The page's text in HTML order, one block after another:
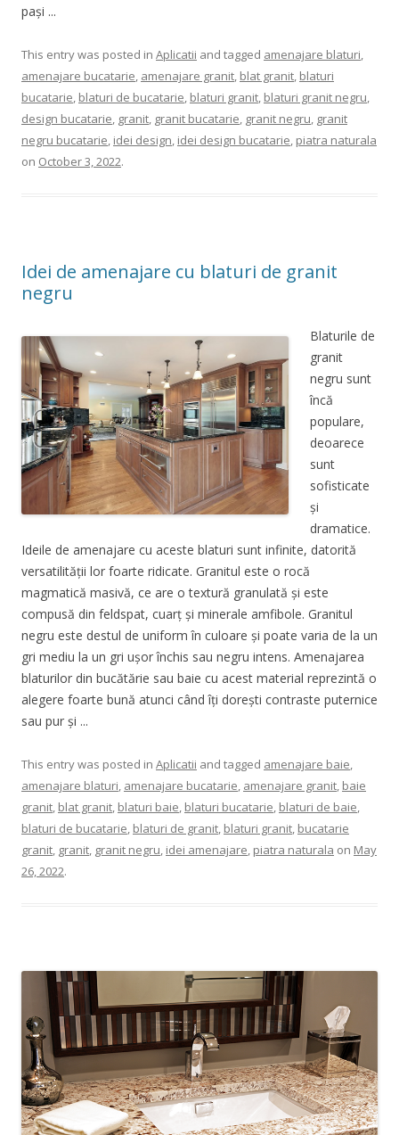
pași ...
This entry was posted in Aplicatii and tagged amenajare blaturi,
amenajare bucatarie, amenajare granit, blat granit, blaturi
bucatarie, blaturi de bucatarie, blaturi granit, blaturi granit negru,
design bucatarie, granit, granit bucatarie, granit negru, granit
negru bucatarie, idei design, idei design bucatarie, piatra naturala
on October 3, 2022.
Idei de amenajare cu blaturi de granit
negru
Blaturile de
granit
negru sunt
încă
populare,
deoarece
sunt
sofisticate
și
dramatice.
Ideile de amenajare cu aceste blaturi sunt infinite, datorită
versatilității lor foarte ridicate. Granitul este o rocă
magmatică masivă, ce are o textură granulată și este
compusă din feldspat, cuarț și minerale amfibole. Granitul
negru este destul de uniform în culoare și poate varia de la un
gri mediu la un gri ușor închis sau negru intens. Amenajarea
blaturilor din bucătărie sau baie cu acest material reprezintă o
alegere foarte bună atunci când îți dorești contraste puternice
sau pur și ...
This entry was posted in Aplicatii and tagged amenajare baie,
amenajare blaturi, amenajare bucatarie, amenajare granit, baie
granit, blat granit, blaturi baie, blaturi bucatarie, blaturi de baie,
blaturi de bucatarie, blaturi de granit, blaturi granit, bucatarie
granit, granit, granit negru, idei amenajare, piatra naturala on May
26, 2022.